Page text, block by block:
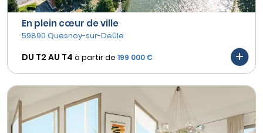
En plein cœur de ville
59890 Quesnoy-sur-Deûle
DU T2 AU T4 à partir de 199 000 €